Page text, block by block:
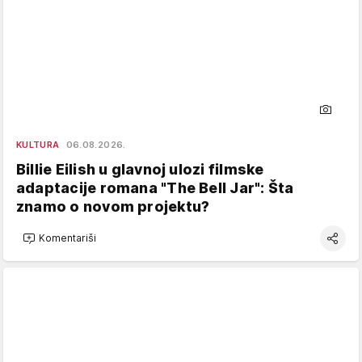
KULTURA 06.08.2026.
Billie Eilish u glavnoj ulozi filmske
adaptacije romana "The Bell Jar": Šta
znamo o novom projektu?
Komentariši